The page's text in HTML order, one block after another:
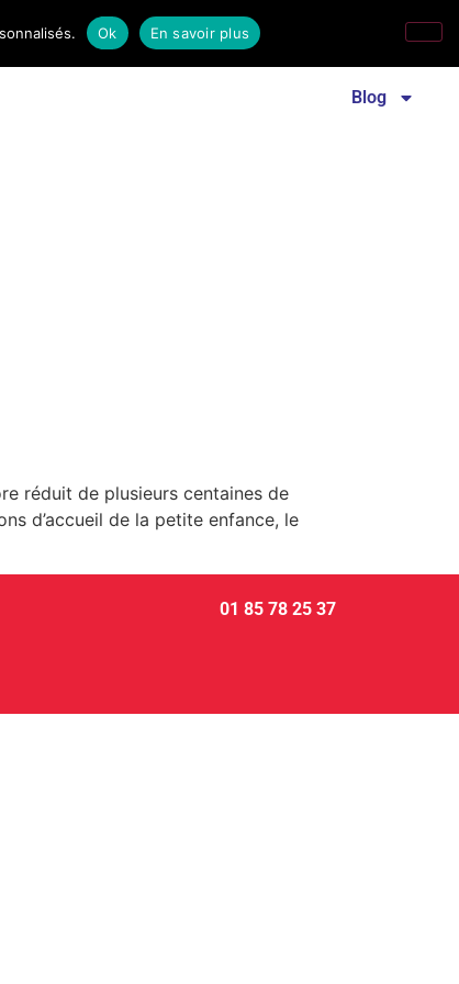
Revue familles laïques Communiqué de presse
Blog
réduit de plusieurs centaines de
d’accueil de la petite enfance, le
01 85 78 25 37
Ok En savoir plus